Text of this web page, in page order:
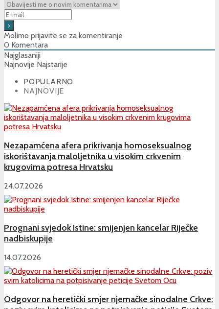
Molimo prijavite se za komentiranje
0 Komentara
Najglasaniji
Najnovije Najstarije
POPULARNO
NAJNOVIJE
Nezapamćena afera prikrivanja homoseksualnog
iskorištavanja maloljetnika u visokim crkvenim
krugovima potresa Hrvatsku
24.07.2026
Prognani svjedok Istine: smijenjen kancelar Riječke
nadbiskupije
14.07.2026
Odgovor na heretički smjer njemačke sinodalne Crkve: